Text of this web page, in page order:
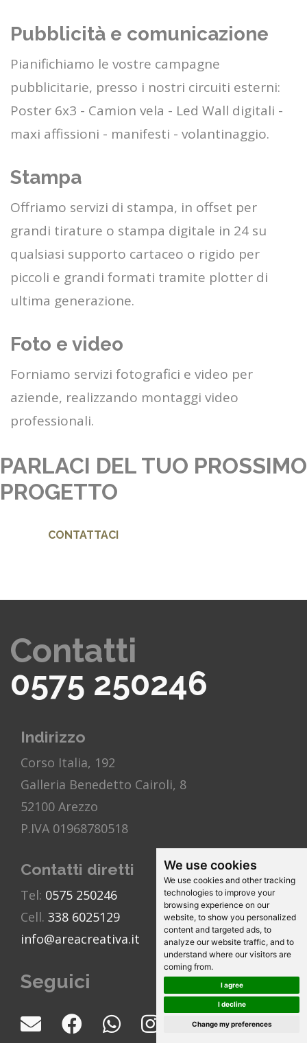
We use cookies
We use cookies and other tracking
technologies to improve your
browsing experience on our
website, to show you personalized
content and targeted ads, to
analyze our website traffic, and to
understand where our visitors are
coming from.
I agree
I decline
Change my preferences
Pubblicità e comunicazione
Pianifichiamo le vostre campagne
pubblicitarie, presso i nostri circuiti esterni:
Poster 6x3 - Camion vela - Led Wall digitali -
maxi affissioni - manifesti - volantinaggio.
Stampa
Offriamo servizi di stampa, in offset per
grandi tirature o stampa digitale in 24 su
qualsiasi supporto cartaceo o rigido per
piccoli e grandi formati tramite plotter di
ultima generazione.
Foto e video
Forniamo servizi fotografici e video per
aziende, realizzando montaggi video
professionali.
PARLACI DEL TUO PROSSIMO
PROGETTO
CONTATTACI
Contatti
0575 250246
Indirizzo
Corso Italia, 192
Galleria Benedetto Cairoli, 8
52100 Arezzo
P.IVA 01968780518
Contatti diretti
Tel: 0575 250246
Cell. 338 6025129
info@areacreativa.it
Seguici